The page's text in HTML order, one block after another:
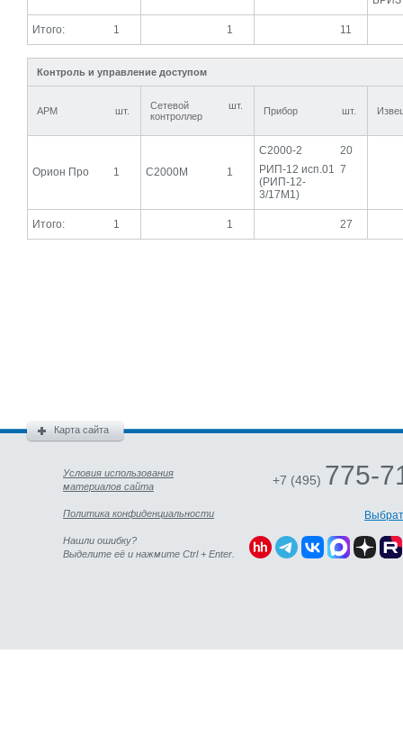
Итого: 1 1 11
Контроль и управление доступом
АРМ шт.
Сетевой
контроллер
шт. Прибор шт.
Орион Про 1 С2000М 1
С2000-2
20
РИП-12 исп.01
(РИП-12-
3/17М1)
7
Итого: 1 1 27
Карта сайта
Условия использования
материалов сайта
Политика конфиденциальности
Нашли ошибку?
Выделите её и нажмите Ctrl + Enter.
+7 (495) 775-